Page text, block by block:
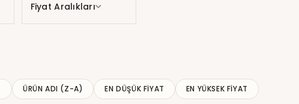
Fiyat Aralıkları
ÜRÜN ADI (Z-A) EN DÜŞÜK FIYAT EN YÜKSEK FIYAT